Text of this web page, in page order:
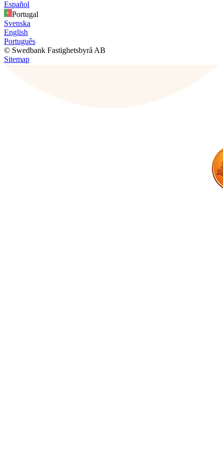
Español
Portugal
Svenska
English
Português
© Swedbank Fastighetsbyrå AB
Sitemap